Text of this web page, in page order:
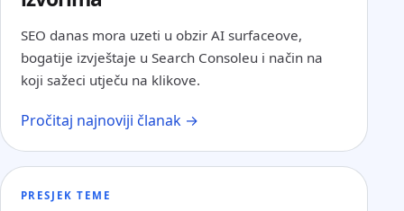
SEO danas mora uzeti u obzir AI surfaceove,
bogatije izvještaje u Search Consoleu i način na
koji sažeci utječu na klikove.
Pročitaj najnoviji članak →
PRESJEK TEME